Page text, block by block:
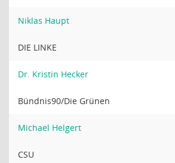
Niklas Haupt
DIE LINKE
Dr. Kristin Hecker
Bündnis90/Die Grünen
Michael Helgert
CSU